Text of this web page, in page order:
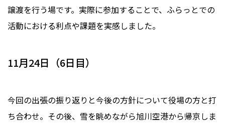
譲渡を行う場です。実際に参加することで、ふらっとでの
活動における利点や課題を実感しました。
11月24日（6日目）
今回の出張の振り返りと今後の方針について役場の方と打
ち合わせ。その後、雪を眺めながら旭川空港から帰京しま